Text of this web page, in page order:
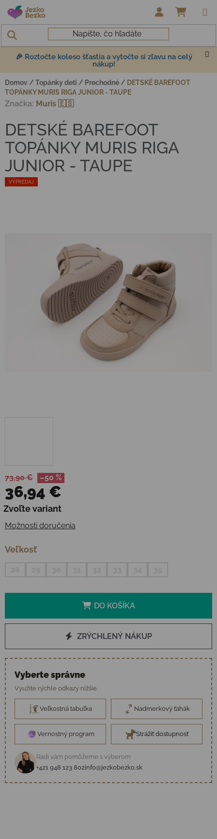
Prejsť na obsah
🎉 Roztočte koleso šťastia a vytočte si zľavu na celý
nákup!
Domov / Topánky deti / Prechodné / DETSKÉ BAREFOOT
TOPÁNKY MURIS RIGA JUNIOR - TAUPE
73,90 € –50 %
36,94 €
Jednotková cena:
Zvoľte variant
Možnosti doručenia
Veľkosť
DO KOŠÍKA
ZRÝCHLENÝ NÁKUP
Vyberte správne
Využite rýchle odkazy nižšie.
Veľkostná tabuľka Nadmerkový ťahák
Vernostný program Strážiť dostupnosť
Radi vám pomôžeme s výberom
+421 948 123 802info@jezkobezko.sk
VÝPREDAJ
DETSKÉ BAREFOOT
TOPÁNKY MURIS RIGA
JUNIOR - TAUPE
Značka: Muris 🇪🇸